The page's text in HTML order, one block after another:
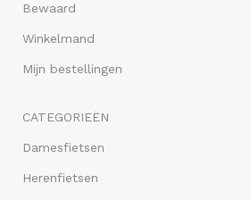
Bewaard
Winkelmand
Mijn bestellingen
CATEGORIEËN
Damesfietsen
Herenfietsen